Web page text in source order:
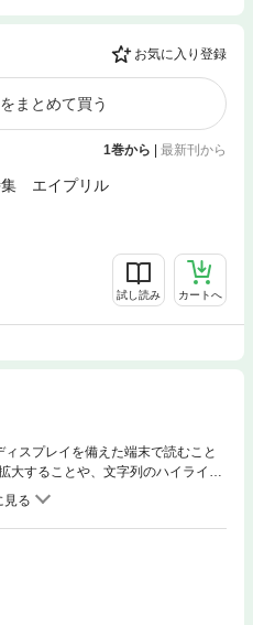
お気に入り登録
まとめて買う
1巻から | 最新刊から
集 エイプリル
試し読み カートへ
スプレイを備えた端末で読むこと
大することや、文字列のハイライ
能が使用できません。【写真詩集】
ろう、僕でないことだけは、ようや
づる、ロマンティックで哲学的な